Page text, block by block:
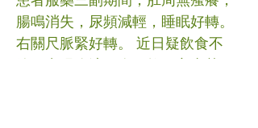
腸鳴消失，尿頻減輕，睡眠好轉。
右關尺脈緊好轉。 近日疑飲食不
節，出現腹瀉一次，故原方去黃